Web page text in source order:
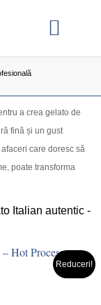
a crea gelato de
fină și un gust
care doresc să
poate transforma
Hot Process
Reduceri!